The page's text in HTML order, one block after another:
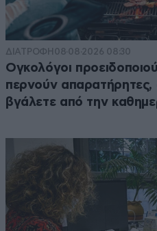
ΔΙΑΤΡΟΦΗ 08·08·2026 08:30
Ογκολόγοι
περνούν απαρατήρητες,
βγάλετε από την